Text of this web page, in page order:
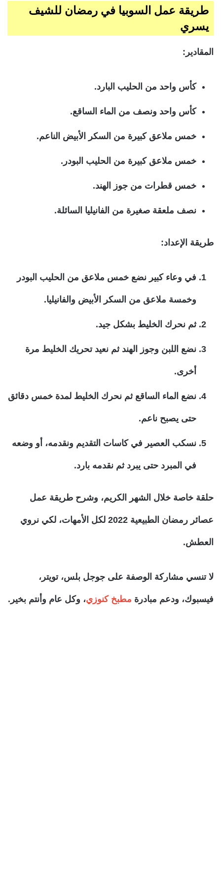
طريقة عمل السوبيا في رمضان للشيف
يسري
المقادير:
كأس واحد من الحليب البارد.
كأس واحد ونصف من الماء الساقع.
خمس ملاعق كبيرة من السكر الأبيض الناعم.
خمس ملاعق كبيرة من الحليب البودر.
خمس قطرات من جوز الهند.
نصف ملعقة صغيرة من الفانيليا السائلة.
طريقة الإعداد:
في وعاء كبير نضع خمس ملاعق من الحليب البودر
وخمسة ملاعق من السكر الأبيض والفانيليا.
ثم نحرك الخليط بشكل جيد.
نضع اللبن وجوز الهند ثم نعيد تحريك الخليط مرة
أخرى.
نضع الماء الساقع ثم نحرك الخليط لمدة خمس دقائق
حتى يصبح ناعم.
نسكب العصير في كاسات التقديم ونقدمه، أو وضعه
في المبرد حتى يبرد ثم نقدمه بارد.
حلقة خاصة خلال الشهر الكريم، وشرح طريقة عمل
عصائر رمضان الطبيعية 2022 لكل الأمهات، لكي نروي
العطش.
لا تنسي مشاركة الوصفة على جوجل بلس، تويتر،
فيسبوك، ودعم مبادرة مطبخ كنوزي، وكل عام وأنتم بخير.